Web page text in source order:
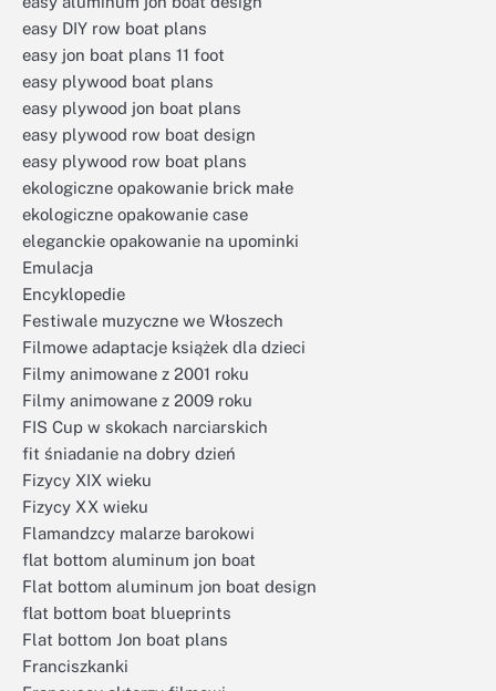
easy DIY row boat plans
easy jon boat plans 11 foot
easy plywood boat plans
easy plywood jon boat plans
easy plywood row boat design
easy plywood row boat plans
ekologiczne opakowanie brick małe
ekologiczne opakowanie case
eleganckie opakowanie na upominki
Emulacja
Encyklopedie
Festiwale muzyczne we Włoszech
Filmowe adaptacje książek dla dzieci
Filmy animowane z 2001 roku
Filmy animowane z 2009 roku
FIS Cup w skokach narciarskich
fit śniadanie na dobry dzień
Fizycy XIX wieku
Fizycy XX wieku
Flamandzcy malarze barokowi
flat bottom aluminum jon boat
Flat bottom aluminum jon boat design
flat bottom boat blueprints
Flat bottom Jon boat plans
Franciszkanki